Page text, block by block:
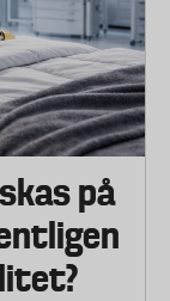
på